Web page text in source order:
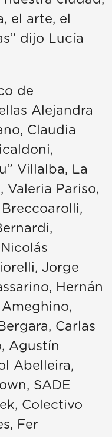
el arte, el
dijo Lucía
de
Alejandra
Claudia
Villalba, La
Valeria Pariso,
Jorge
Hernán
Carlas
Agustín
Abelleira,
SADE
Colectivo
Fer